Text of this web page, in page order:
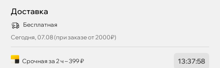
Доставка
Бесплатная
Сегодня, 07.08 (при заказе от 2000₽)
Срочная за 2 ч – 399 ₽ 13:37:58